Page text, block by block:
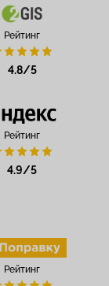
Рейтинг
4.8/5
Рейтинг
4.9/5
Рейтинг